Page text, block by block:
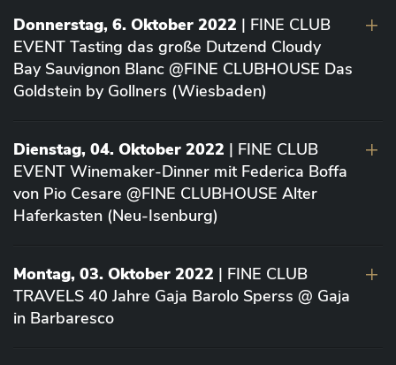
Donnerstag, 6. Oktober 2022 | FINE CLUB
EVENT Tasting das große Dutzend Cloudy
Bay Sauvignon Blanc @FINE CLUBHOUSE Das
Goldstein by Gollners (Wiesbaden)
Dienstag, 04. Oktober 2022 | FINE CLUB
EVENT Winemaker-Dinner mit Federica Boffa
von Pio Cesare @FINE CLUBHOUSE Alter
Haferkasten (Neu-Isenburg)
Montag, 03. Oktober 2022 | FINE CLUB
TRAVELS 40 Jahre Gaja Barolo Sperss @ Gaja
in Barbaresco